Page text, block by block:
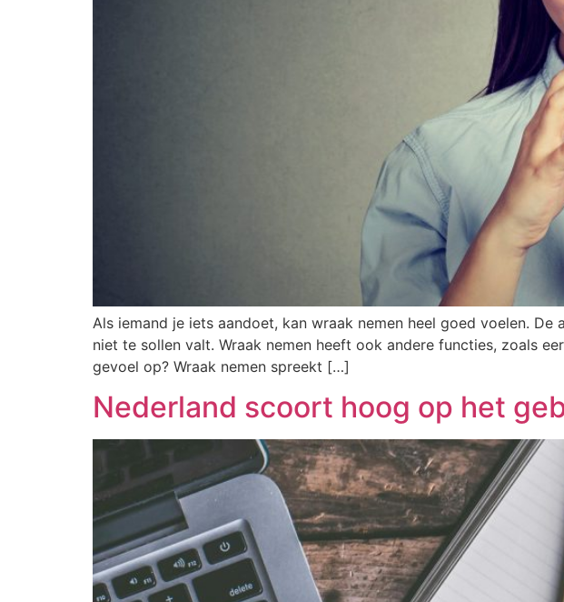
Als iemand je iets aandoet, kan wraak nemen heel goed voelen.
niet te sollen valt. Wraak nemen heeft ook andere functies, zoals
gevoel op? Wraak nemen spreekt […]
Nederland scoort hoog op het